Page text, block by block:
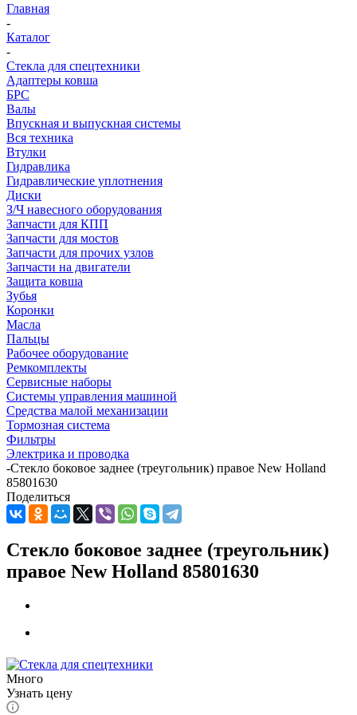
Главная
-
Каталог
-
Стекла для спецтехники
Адаптеры ковша
БРС
Валы
Впускная и выпускная системы
Вся техника
Втулки
Гидравлика
Гидравлические уплотнения
Диски
З/Ч навесного оборудования
Запчасти для КПП
Запчасти для мостов
Запчасти для прочих узлов
Запчасти на двигатели
Защита ковша
Зубья
Коронки
Масла
Пальцы
Рабочее оборудование
Ремкомплекты
Сервисные наборы
Системы управления машиной
Средства малой механизации
Тормозная система
Фильтры
Электрика и проводка
-Стекло боковое заднее (треугольник) правое New Holland
85801630
Поделиться
Стекло боковое заднее (треугольник)
правое New Holland 85801630
Много
Узнать цену